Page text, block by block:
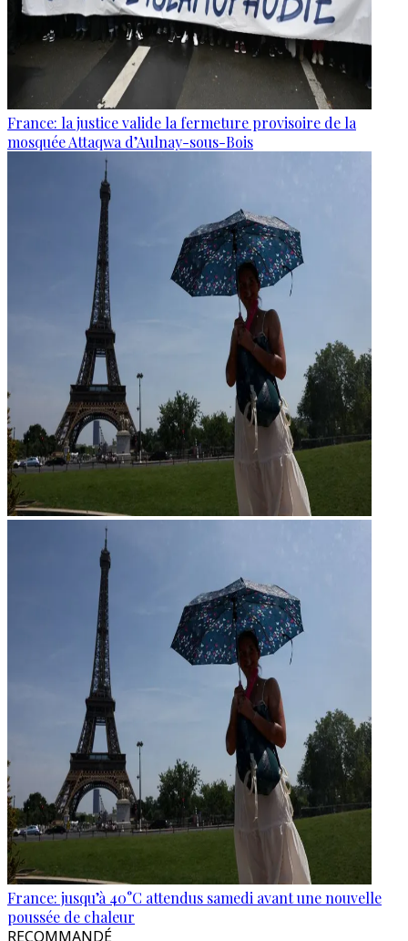
France: la justice valide la fermeture provisoire de la
mosquée Attaqwa d’Aulnay-sous-Bois
France: jusqu’à 40°C attendus samedi avant une nouvelle
poussée de chaleur
RECOMMANDÉ